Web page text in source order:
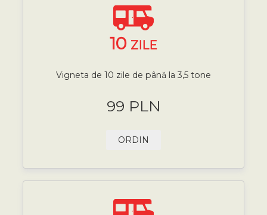
10 ZILE
Vigneta de 10 zile de până la 3,5 tone
99 PLN
ORDIN